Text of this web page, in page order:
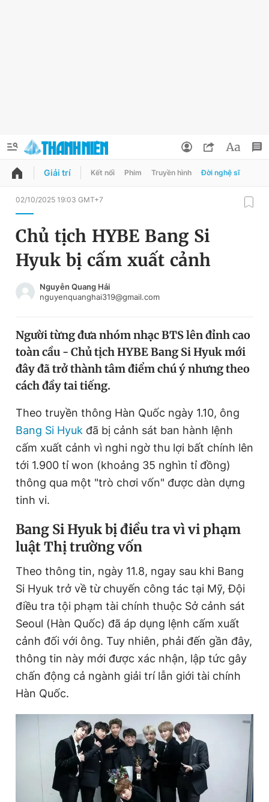
QUẢNG CÁO
Chuyên mục
Chuyên mục khác
Tin thị trường Tin 360
Video
Sản phẩm khác
Tiện ích Bạn cần biết
Thông tin tòa soạn Liên hệ quảng cáo
Đọc Thanh Niên trên điện thoại
Theo dõi báo trên
Hotline
0906 645 777
Quảng cáo RSS Tòa soạn Chính sách bảo
Tổng biên tập: Nguyễn Ngọc Toàn
Phó tổng biên tập thường trực: Hải Thành
Phó tổng biên tập: Lâm Hiếu Dũng
Phó tổng biên tập: Trần Việt Hưng
Đổi mật khẩu
Tin đã lưu
Tin đã xem
Đăng xuất
Giải trí Kết nối Phim Truyền hình Đời nghệ sĩ
02/10/2025 19:03 GMT+7
Chủ tịch HYBE Bang Si
Hyuk bị cấm xuất cảnh
Nguyễn Quang Hải
nguyenquanghai319@gmail.com
Người từng đưa nhóm nhạc BTS lên đỉnh cao
toàn cầu - Chủ tịch HYBE Bang Si Hyuk mới
đây đã trở thành tâm điểm chú ý nhưng theo
cách đầy tai tiếng.
Theo truyền thông Hàn Quốc ngày 1.10, ông
Bang Si Hyuk đã bị cảnh sát ban hành lệnh
cấm xuất cảnh vì nghi ngờ thu lợi bất chính lên
tới 1.900 tỉ won (khoảng 35 nghìn tỉ đồng)
thông qua một "trò chơi vốn" được dàn dựng
tinh vi.
Bang Si Hyuk bị điều tra vì vi phạm
luật Thị trường vốn
Theo thông tin, ngày 11.8, ngay sau khi Bang
Si Hyuk trở về từ chuyến công tác tại Mỹ, Đội
điều tra tội phạm tài chính thuộc Sở cảnh sát
Seoul (Hàn Quốc) đã áp dụng lệnh cấm xuất
cảnh đối với ông. Tuy nhiên, phải đến gần đây,
thông tin này mới được xác nhận, lập tức gây
chấn động cả ngành giải trí lẫn giới tài chính
Hàn Quốc.